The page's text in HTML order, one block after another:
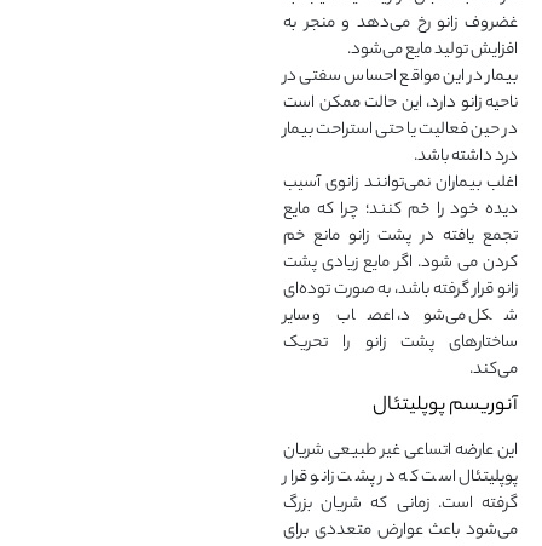
غضروف زانو رخ می‌دهد و منجر به
افزایش تولید مایع می‌شود.
بیمار در این مواقع احساس سفتی در
ناحیه زانو دارد، این حالت ممکن است
در حین فعالیت یا حتی استراحت بیمار
درد داشته باشد.
اغلب بیماران نمی‌توانند زانوی آسیب
دیده خود را خم کنند؛ چرا که مایع
تجمع یافته در پشت زانو مانع خم
کردن می شود. اگر مایع زیادی پشت
زانو قرار گرفته باشد، به صورت توده‌ای
شکل می‌شود، اعصاب و سایر
ساختارهای پشت زانو را تحریک
می‌کند.
آنوریسم پوپلیتئال
این عارضه اتساعی غیر طبیعی شریان
پوپلیتئالاست که در پشت زانو قرار
گرفته است. زمانی که شریان بزرگ
می‌شود باعث عوارض متعددی برای